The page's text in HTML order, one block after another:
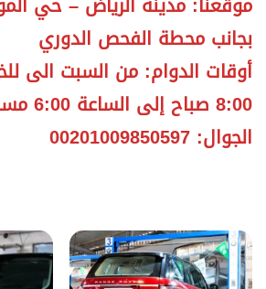
بجانب محطة الفحص الدوري
أوقات الدوام: من السبت الى
8:00 صباح إلى الساعة 6:00 مساء
الجوال: 00201009850597